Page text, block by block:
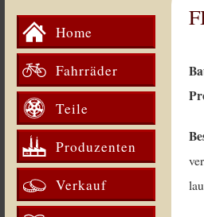
Home
Fahrräder
Teile
Produzenten
Verkauf